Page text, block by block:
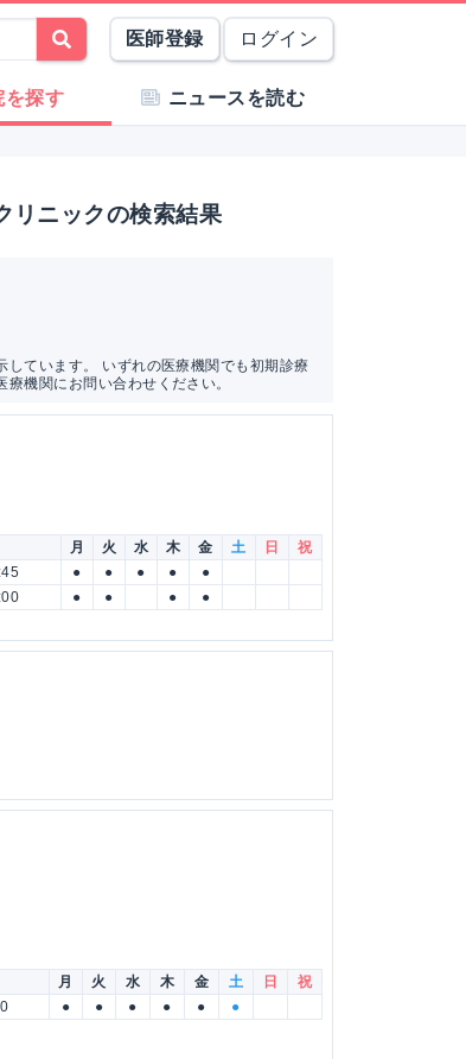
医師登録 ログイン
を探す ニュースを読む
リニックの検索結果
ています。 いずれの医療機関でも初期診療
機関にお問い合わせください。
月 火 水 木 金 土 日
祝
● ● ● ●
●
● ● ● ●
月 火 水 木 金 土 日
祝
● ● ● ● ● ●